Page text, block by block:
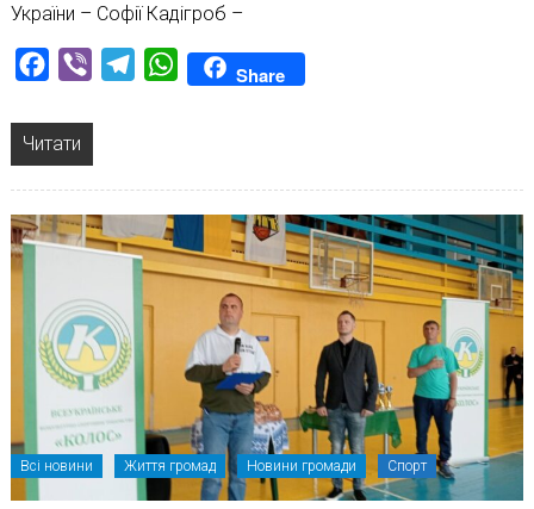
України – Софії Кадігроб –
Facebook
Viber TelegramWhatsAppShare
Читати
Всі новини Життя громад Новини громади Спорт